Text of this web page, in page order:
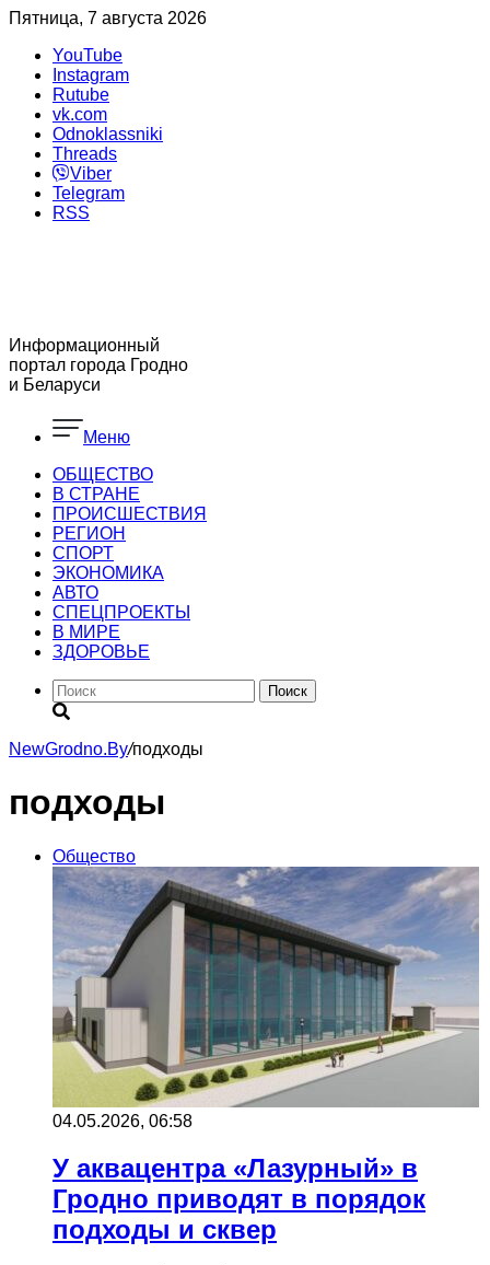
Пятница, 7 августа 2026
YouTube
Instagram
Rutube
vk.com
Odnoklassniki
Threads
Viber
Telegram
RSS
Информационный
портал города Гродно
и Беларуси
Меню
ОБЩЕСТВО
В СТРАНЕ
ПРОИСШЕСТВИЯ
РЕГИОН
CПОРТ
ЭКОНОМИКА
АВТО
СПЕЦПРОЕКТЫ
В МИРЕ
ЗДОРОВЬЕ
Поиск
NewGrodno.By/подходы
подходы
Общество
04.05.2026, 06:58
У аквацентра «Лазурный» в
Гродно приводят в порядок
подходы и сквер